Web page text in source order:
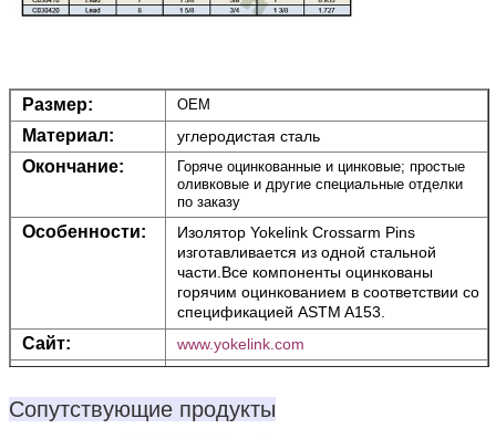
Размер: OEM
Материал: углеродистая сталь
Окончание:
Горяче оцинкованные и цинковые; простые
оливковые и другие специальные отделки
по заказу
Особенности:
Изолятор Yokelink Crossarm Pins
изготавливается из одной стальной
части.Все компоненты оцинкованы
горячим оцинкованием в соответствии со
спецификацией ASTM A153.
Сайт: www.yokelink.com
клиента
Срок сделки: T/T, L/C или другие
Сопутствующие продукты